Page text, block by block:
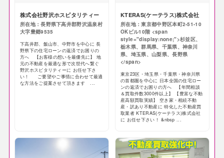
株式会社野沢ホスピタリティー
所在地：長野県下高井郡野沢温泉村
大字豊郷9535
下高井郡、飯山市、中野市を中心に 長
野県下の住宅ローンの返済でお困りの
方へ 【お客様の想いを最優先に】 地
元の不動産を最適な形で次世代へ繋ぐ
野沢ホスピタリティーに お任せ下さ
い！ ご要望やご事情に合わせて最適
な方法をご提案させて頂きます ...
KTERAS(ケーテラス)株式会社
所在地：東京都中野区本町2-51-10
OKビル10階 <span
style="display:none;">杉並区、
栃木県、群馬県、千葉県、神奈川
県、埼玉県、山梨県、長野県
</span>
東京23区・埼玉県・千葉県・神奈川県
の首都圏を中心に 日本全国の住宅ロー
ンの返済でお困りの方へ 【年間相談
＆買取件数3000件以上】 【豊富な不動
産高額買取実績】 空き家・相続不動
産・訳あり不動産に 特化した不動産買
取業者 KTERAS(ケーテラス)株式会社
に お任せ下さい！ &nbsp ...